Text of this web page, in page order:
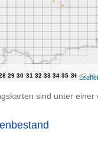
Leaflet
sind unter einer